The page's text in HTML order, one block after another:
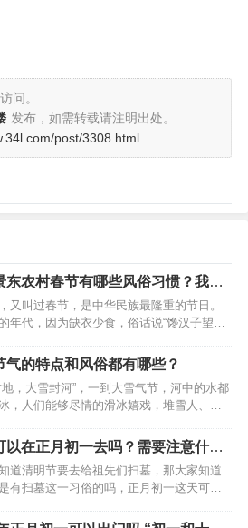
问。
发布，如需转载请注明出处。
post/3308.html
东农村春节有哪些风俗习惯？我来
下
又叫过春节，是中华民族最隆重的节日。
年代，因为缺衣少食，俗话说“馋汉子望过
坐月子，可以吃鸡蛋、鸡肉和腊肉火腿。
渐渐富裕，望过年的心情，也没有那样迫
是想着过…
气的特点和风俗都有哪些？
地，大雪封河”，一到大雪气节，河中的水都
，人们能够尽情的滑冰嬉戏，堆雪人、溜
大雪气节，除了玩耍之外，大雪节气的特
还有哪些呢？对此以下整理了相关内容分
参考。…
以在正月初一去吗？需要注意什
道清明节要去给祖先们扫墓，那大家知道
有扫墓这一习俗的吗，正月初一这天可以
祭祀祖先表达祭祀者的孝道和对先人的思